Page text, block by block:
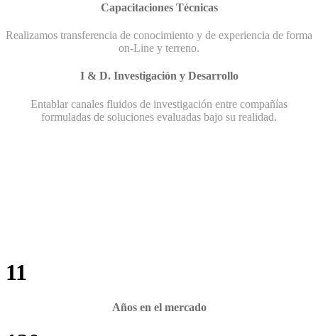
Capacitaciones Técnicas
Realizamos transferencia de conocimiento y de experiencia de forma
on-Line y terreno.
I & D. Investigación y Desarrollo
Entablar canales fluidos de investigación entre compañías
formuladas de soluciones evaluadas bajo su realidad.
11
Años en el mercado